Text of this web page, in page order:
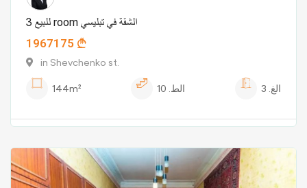
للبيع 3 room الشقة في تبليسي
1967175
in Shevchenko st.
144m²
الط. 10 الغ. 3